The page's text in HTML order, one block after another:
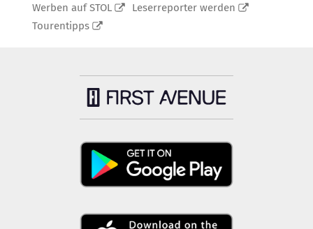
Werben auf STOL
Leserreporter werden
Tourentipps